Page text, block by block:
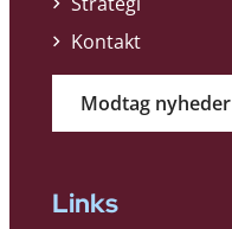
Kontakt
Modtag nyheder
Links